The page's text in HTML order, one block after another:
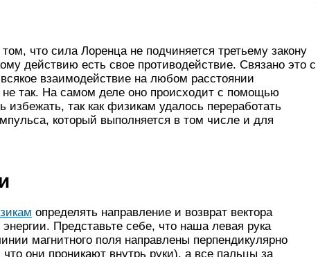
что сила Лоренца не подчиняется третьему закону
действию есть свое противодействие. Связано это с
взаимодействие на любом расстоянии
не так. На самом деле оно происходит с помощью
так как физикам удалось переработать
который выполняется в том числе и для
определять направление и возврат вектора
Представьте себе, что наша левая рука
магнитного поля направлены перпендикулярно
что они проникают внутрь руки), а все пальцы за